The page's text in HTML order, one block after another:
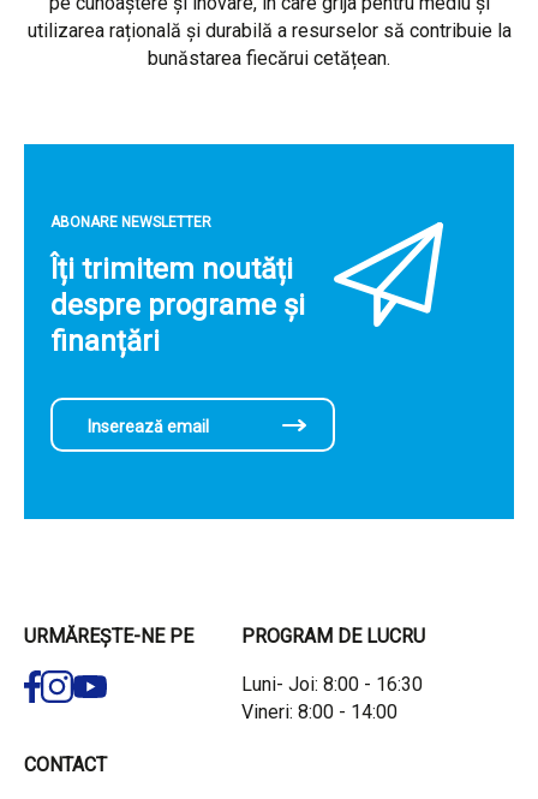
utilizarea rațională și durabilă a resurselor să contribuie la
bunăstarea fiecărui cetățean.
ABONARE NEWSLETTER
Îți trimitem noutăți
despre programe și
finanțări
URMĂREȘTE-NE PE PROGRAM DE LUCRU
Luni- Joi: 8:00 - 16:30
Vineri: 8:00 - 14:00
CONTACT